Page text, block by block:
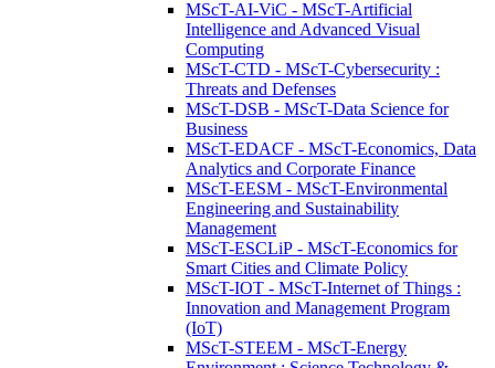
MScT-AI-ViC - MScT-Artificial
Intelligence and Advanced Visual
Computing
MScT-CTD - MScT-Cybersecurity :
Threats and Defenses
MScT-DSB - MScT-Data Science for
Business
MScT-EDACF - MScT-Economics, Data
Analytics and Corporate Finance
MScT-EESM - MScT-Environmental
Engineering and Sustainability
Management
MScT-ESCLiP - MScT-Economics for
Smart Cities and Climate Policy
MScT-IOT - MScT-Internet of Things :
Innovation and Management Program
(IoT)
MScT-STEEM - MScT-Energy